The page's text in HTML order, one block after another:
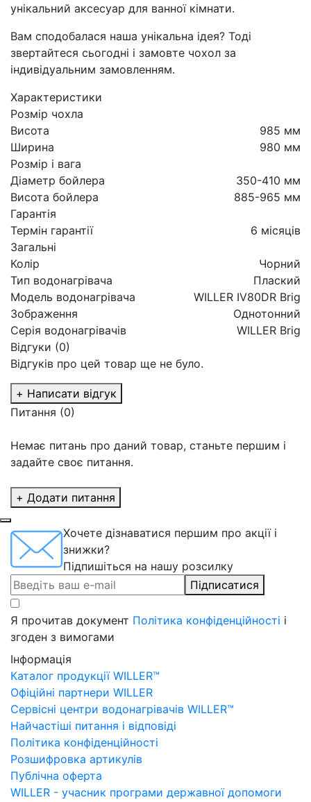
унікальний аксесуар для ванної кімнати.
Вам сподобалася наша унікальна ідея? Тоді
звертайтеся сьогодні і замовте чохол за
індивідуальним замовленням.
Характеристики
Розмір чохла
Висота
985 мм
Ширина
980 мм
Розмір і вага
Діаметр бойлера
350-410 мм
Висота бойлера
885-965 мм
Гарантія
Термін гарантії
6 місяців
Загальні
Колір
Чорний
Тип водонагрівача
Плаский
Модель водонагрівача
WILLER IV80DR Brig
Зображення
Однотонний
Серія водонагрівачів
WILLER Brig
Відгуки (0)
Відгуків про цей товар ще не було.
+ Написати відгук
Питання (0)
Немає питань про даний товар, станьте першим і
задайте своє питання.
+ Додати питання
Хочете дізнаватися першим про акції і
знижки?
Підпишіться на нашу розсилку
Підписатися
Я прочитав документ Політика конфіденційності і
згоден з вимогами
Інформація
Каталог продукції WILLER™
Офіційні партнери WILLER
Сервісні центри водонагрівачів WILLER™
Найчастіші питання і відповіді
Політика конфіденційності
Розшифровка артикулів
Публічна оферта
WILLER - учасник програми державної допомоги